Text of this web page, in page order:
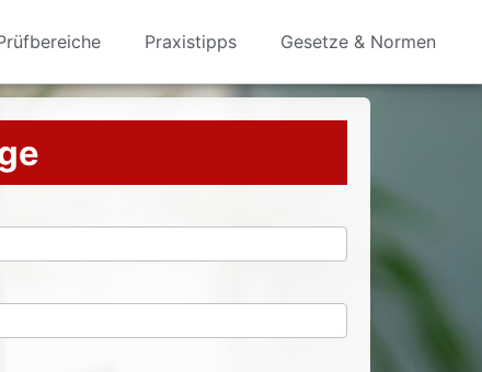
Praxistipps Gesetze & Normen